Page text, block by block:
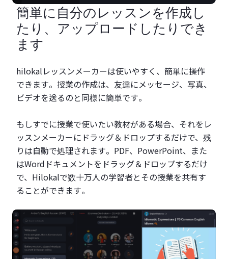
簡単に自分のレッスンを作成し
たり、アップロードしたりでき
ます
hilokalレッスンメーカーは使いやすく、簡単に操作
できます。授業の作成は、友達にメッセージ、写真、
ビデオを送るのと同様に簡単です。
もしすでに授業で使いたい教材がある場合、それをレ
ッスンメーカーにドラッグ＆ドロップするだけで、残
りは自動で処理されます。PDF、PowerPoint、また
はWordドキュメントをドラッグ＆ドロップするだけ
で、Hilokalで数十万人の学習者とその授業を共有す
ることができます。